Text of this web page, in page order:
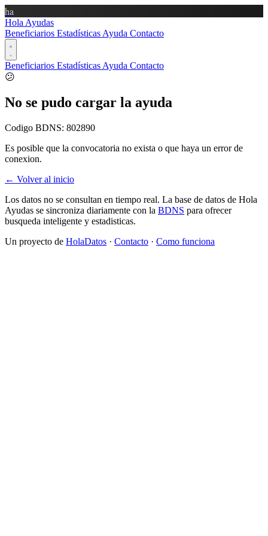
ha
Hola Ayudas
Beneficiarios Estadísticas Ayuda Contacto
Beneficiarios Estadísticas Ayuda Contacto
😕
No se pudo cargar la ayuda
Codigo BDNS: 802890
Es posible que la convocatoria no exista o que haya un error de
conexion.
← Volver al inicio
Los datos no se consultan en tiempo real. La base de datos de Hola
Ayudas se sincroniza diariamente con la BDNS para ofrecer
busqueda inteligente y estadisticas.
Un proyecto de HolaDatos · Contacto · Como funciona